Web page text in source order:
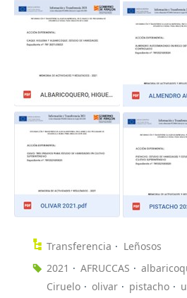
Transferencia
Leñosos
2021
AFRUCCAS
Ciruelo
olivar pistacho